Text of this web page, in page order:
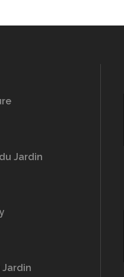
Jardin
Jardin